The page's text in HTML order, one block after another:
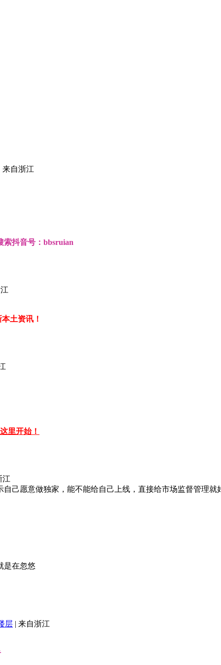
来自浙江
索抖音号：bbsruian
土资讯！
里开始！
江
己愿意做独家，能不能给自己上线，直接给市场监督管理就
是在忽悠
层 | 来自浙江